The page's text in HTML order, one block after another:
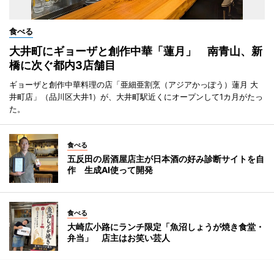
食べる
大井町にギョーザと創作中華「蓮月」 南青山、新
橋に次ぐ都内3店舗目
ギョーザと創作中華料理の店「亜細亜割烹（アジアかっぽう）蓮月 大
井町店」（品川区大井1）が、大井町駅近くにオープンして1カ月がたっ
た。
食べる
五反田の居酒屋店主が日本酒の好み診断サイトを自
作 生成AI使って開発
食べる
大崎広小路にランチ限定「魚沼しょうが焼き食堂・
弁当」 店主はお笑い芸人